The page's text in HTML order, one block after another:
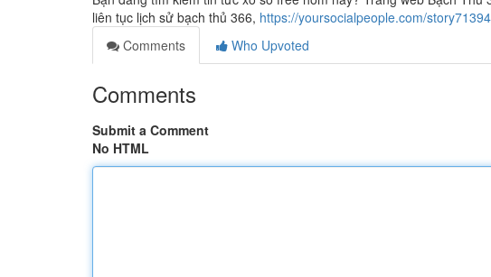
liên tục lịch sử bạch thủ 366, https://yoursocialpeople.com/
Comments
Who Upvoted
Comments
Submit a Comment
No HTML